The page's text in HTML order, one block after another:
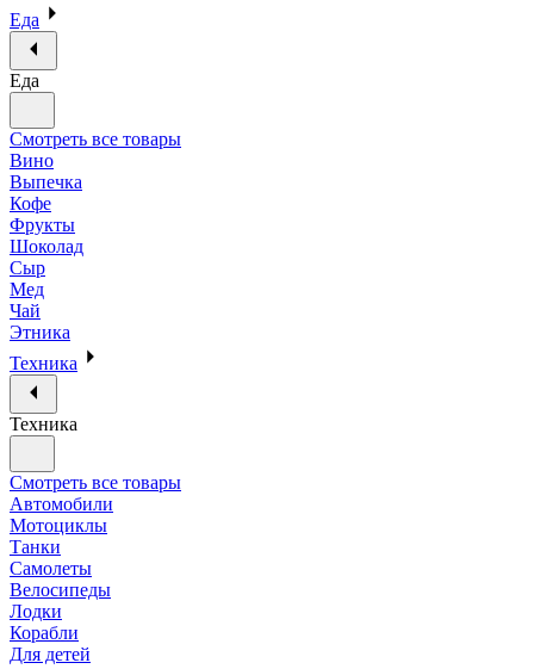
Еда
Еда
Смотреть все товары
Вино
Выпечка
Кофе
Фрукты
Шоколад
Сыр
Мед
Чай
Этника
Техника
Техника
Смотреть все товары
Автомобили
Мотоциклы
Танки
Самолеты
Велосипеды
Лодки
Корабли
Для детей